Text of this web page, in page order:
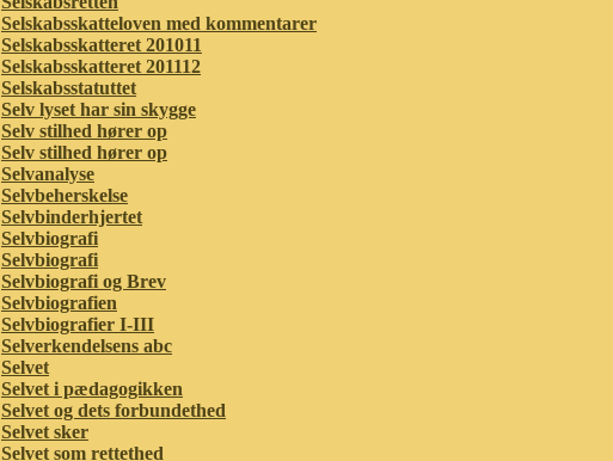
Selskabsskatteloven med kommentarer
Selskabsskatteret 201011
Selskabsskatteret 201112
Selskabsstatuttet
Selv lyset har sin skygge
Selv stilhed hører op
Selv stilhed hører op
Selvanalyse
Selvbeherskelse
Selvbinderhjertet
Selvbiografi
Selvbiografi
Selvbiografi og Brev
Selvbiografien
Selvbiografier I-III
Selverkendelsens abc
Selvet
Selvet i pædagogikken
Selvet og dets forbundethed
Selvet sker
Selvet som rettethed